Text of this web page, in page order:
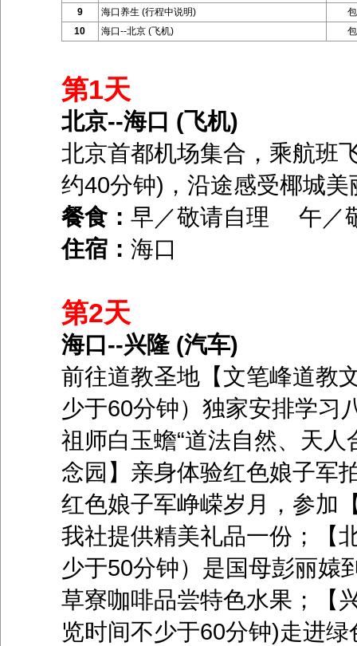
9
海口养生 (行程中说明)
10
海口--北京 (飞机)
第1天
北京--海口 (飞机)
北京首都机场集合，乘航班
约40分钟)，沿途感受椰城
餐食： 早／敬请自理 午
住宿： 海口
第2天
海口--兴隆 (汽车)
前往道教圣地【文笔峰道教
少于60分钟）独家安排学习
祖师白玉蟾“道法自然、天
念园】亲身体验红色娘子军
红色娘子军峥嵘岁月，参加
我社提供精美礼品一份；【
少于50分钟）是国母彭丽媴
草寮咖啡品尝特色水果；【
览时间不少于60分钟)走进